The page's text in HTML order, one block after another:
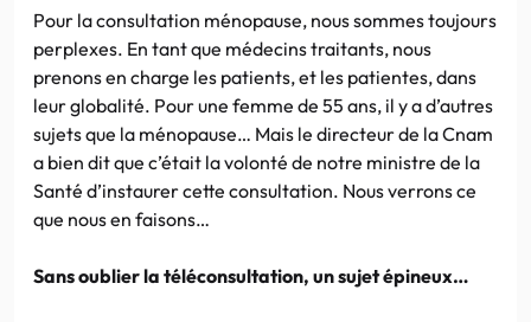
Pour la consultation ménopause, nous sommes toujours
perplexes. En tant que médecins traitants, nous
prenons en charge les patients, et les patientes, dans
leur globalité. Pour une femme de 55 ans, il y a d’autres
sujets que la ménopause… Mais le directeur de la Cnam
a bien dit que c’était la volonté de notre ministre de la
Santé d’instaurer cette consultation. Nous verrons ce
que nous en faisons…
Sans oublier la téléconsultation, un sujet épineux…